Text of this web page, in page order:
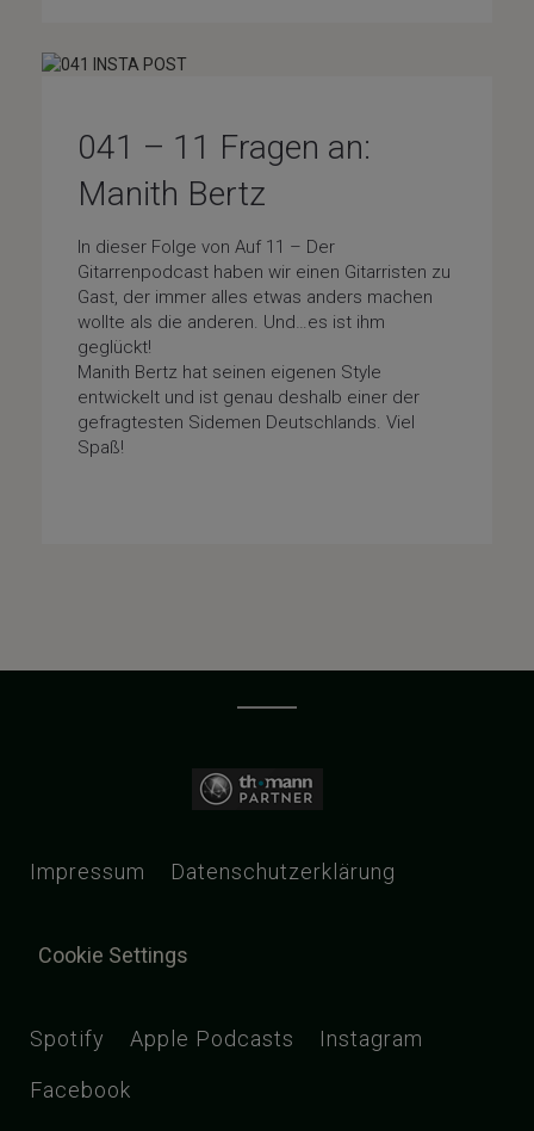
041 – 11 Fragen an:
Manith Bertz
In dieser Folge von Auf 11 – Der
Gitarrenpodcast haben wir einen Gitarristen zu
Gast, der immer alles etwas anders machen
wollte als die anderen. Und…es ist ihm
geglückt!
Manith Bertz hat seinen eigenen Style
entwickelt und ist genau deshalb einer der
gefragtesten Sidemen Deutschlands. Viel
Spaß!
Impressum Datenschutzerklärung
Cookie Settings
Spotify Apple Podcasts Instagram
Facebook